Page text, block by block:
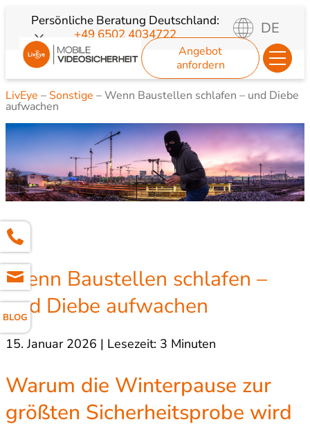
Inhalt
springen
Persönliche Beratung Deutschland:
+49 6502 4034722
DE
Angebot
anfordern
BLOG
LivEye – Sonstige –Wenn Baustellen schlafen – und Diebe
aufwachen
Wenn Baustellen schlafen –
und Diebe aufwachen
15. Januar 2026 | Lesezeit: 3 Minuten
Warum die Winterpause zur
größten Sicherheitsprobe wird